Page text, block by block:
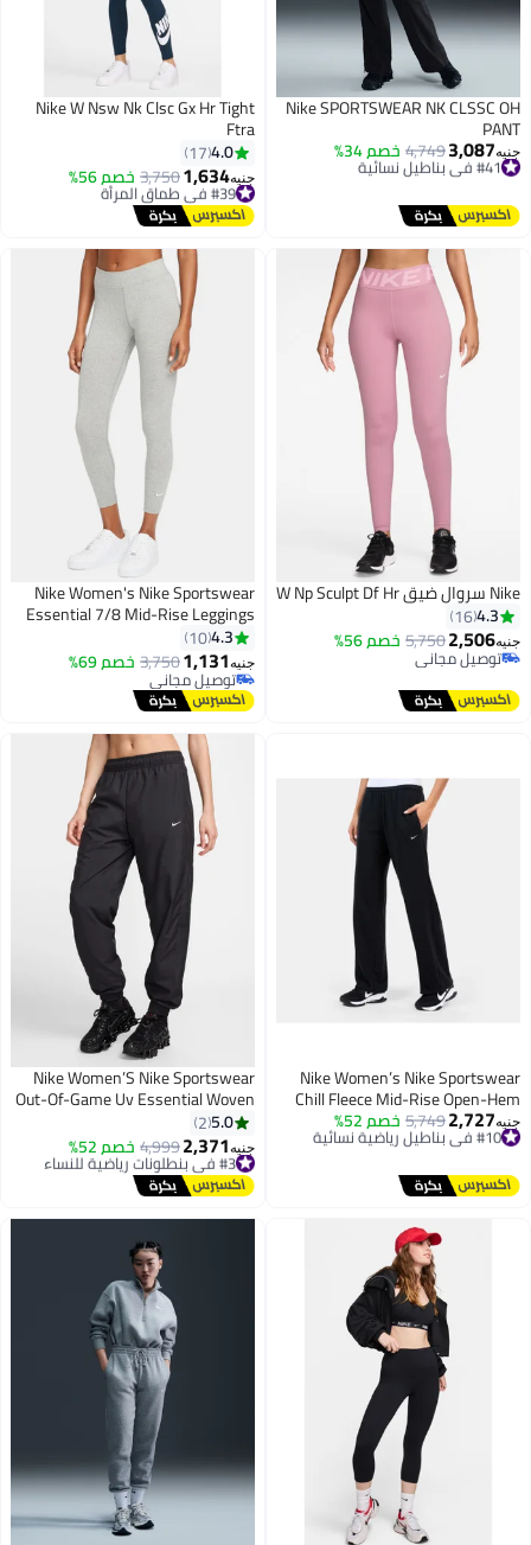
Nike SPORTSWEAR NK CLSSC OH
PANT
جنيه3,087
4,749خصم 34% #41 في بناطيل نسائية
توصيل مجاني
Nike W Nsw Nk Clsc Gx Hr Tight
Ftra
4.0
17
جنيه1,634
3,750خصم 56% #39 في طماق المرأة
توصيل مجاني
#39 في طماق المرأة
Nike سروال ضيق W Np Sculpt Df Hr
4.3
16
جنيه2,506
5,750خصم 56%
توصيل مجاني
توصيل مجاني
Nike Women's Nike Sportswear
Essential 7/8 Mid-Rise Leggings
4.3
10
جنيه1,131
3,750خصم 69%
توصيل مجاني
توصيل مجاني
Nike Women’s Nike Sportswear
Chill Fleece Mid-Rise Open-Hem
Sweatpants
جنيه2,727
5,749خصم 52% #10 في بناطيل رياضية نسائية
توصيل مجاني
Nike Women’S Nike Sportswear
Out-Of-Game Uv Essential Woven
Major Joggers
5.0
2
جنيه2,371
4,999خصم 52% #3 في بنطلونات رياضية للنساء
توصيل مجاني
#3 في بنطلونات رياضية للنساء